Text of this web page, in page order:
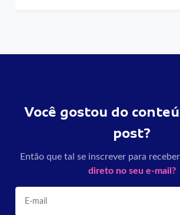
Você gostou do
post?
Então que tal se inscrever para receber
direto no seu e-mail?